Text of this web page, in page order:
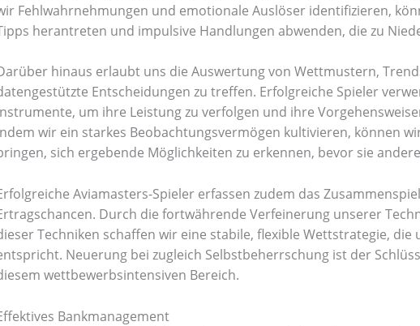
Bathroom Appliances(19)
Gadget Accessories (33)
Fehlwahrnehmungen und emotionale Auslöser identifizieren,
herantreten und impulsive Handlungen abwenden, die zu
hinaus erlaubt uns die Auswertung von Wettmustern,
Entscheidungen zu treffen. Erfolgreiche Spieler
um ihre Leistung zu verfolgen und ihre
wir ein starkes Beobachtungsvermögen kultivieren, können
sich ergebende Möglichkeiten zu erkennen, bevor sie
Aviamasters-Spieler erfassen zudem das
Durch die fortwährende Verfeinerung unserer
Techniken schaffen wir eine stabile, flexible Wettstrategie, die
Neuerung bei zugleich Selbstbeherrschung ist der
wettbewerbsintensiven Bereich.
Bankmanagement